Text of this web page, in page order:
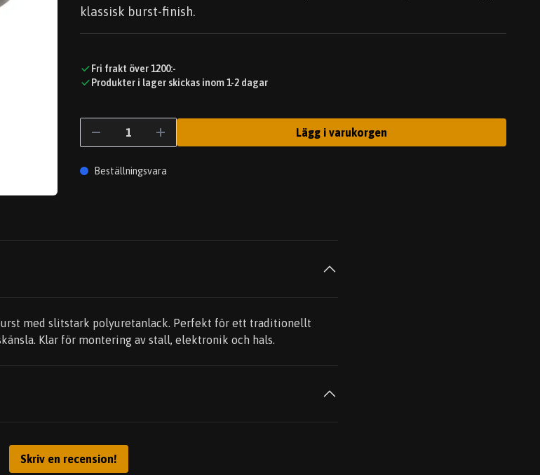
klassisk burst-finish.
Fri frakt över 1200:-
Produkter i lager skickas inom 1-2 dagar
Lägg i varukorgen
Beställningsvara
med slitstark polyuretanlack. Perfekt för ett traditionellt
Klar för montering av stall, elektronik och hals.
Skriv en recension!